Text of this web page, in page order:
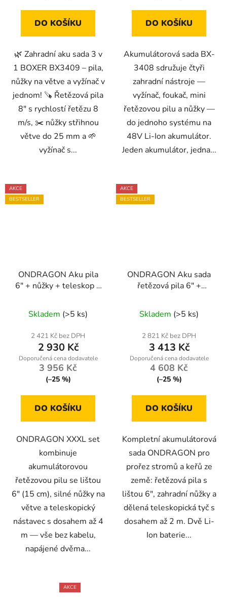
DO KOŠÍKU
🌿 Zahradní aku sada 3 v
1 BOXER BX3409 – pila,
nůžky na větve a vyžínač v
jednom! 🪚 Řetězová pila
8″ s rychlostí řetězu 8
m/s, ✂️ nůžky střihnou
větve do 25 mm a 🌱
vyžínač s...
DO KOŠÍKU
Akumulátorová sada BX-
3408 sdružuje čtyři
zahradní nástroje —
vyžínač, foukač, mini
řetězovou pilu a nůžky —
do jednoho systému na
48V Li-Ion akumulátor.
Jeden akumulátor, jedna...
AKCE
BESTSELLER
ONDRAGON Aku pila
6″ + nůžky + teleskop 2
(XXXL set)
hodnocení
produktu
je
4,7
z
hvězdiček.
Skladem (>5 ks)
2 421 Kč bez DPH
2 930 Kč
3 956 Kč
(–25 %)
DO KOŠÍKU
ONDRAGON XXXL set
kombinuje
akumulátorovou
řetězovou pilu se lištou
6″ (15 cm), silné nůžky na
větve a teleskopický
nástavec s dosahem až 4
m — vše bez kabelu,
napájené dvěma...
AKCE
BESTSELLER
ONDRAGON Aku sada
řetězová pila 6" +
teleskopický nástavec 2
m | 2× 36 V / 5 Ah
hodnocení
produktu
je
5,0
z
hvězdiček.
Skladem (>5 ks)
2 821 Kč bez DPH
3 413 Kč
4 608 Kč
(–25 %)
DO KOŠÍKU
Kompletní akumulátorová
sada ONDRAGON pro
prořez stromů a keřů ze
země: řetězová pila s
lištou 6", zahradní nůžky a
dělená teleskopická tyč s
dosahem až 2 m. Dvě Li-
Ion baterie...
AKCE